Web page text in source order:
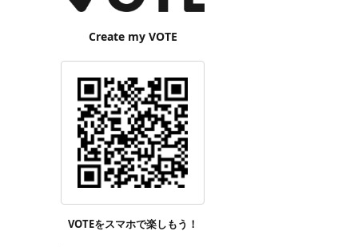
Create my VOTE
VOTEをスマホで楽しもう！